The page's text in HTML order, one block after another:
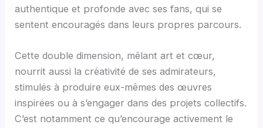
authentique et profonde avec ses fans, qui se
sentent encouragés dans leurs propres parcours.
Cette double dimension, mêlant art et cœur,
nourrit aussi la créativité de ses admirateurs,
stimulés à produire eux-mêmes des œuvres
inspirées ou à s’engager dans des projets collectifs.
C’est notamment ce qu’encourage activement le